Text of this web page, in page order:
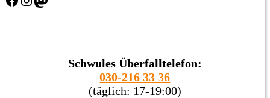
Schwules Überfalltelefon:
030-216 33 36
(täglich: 17-19:00)